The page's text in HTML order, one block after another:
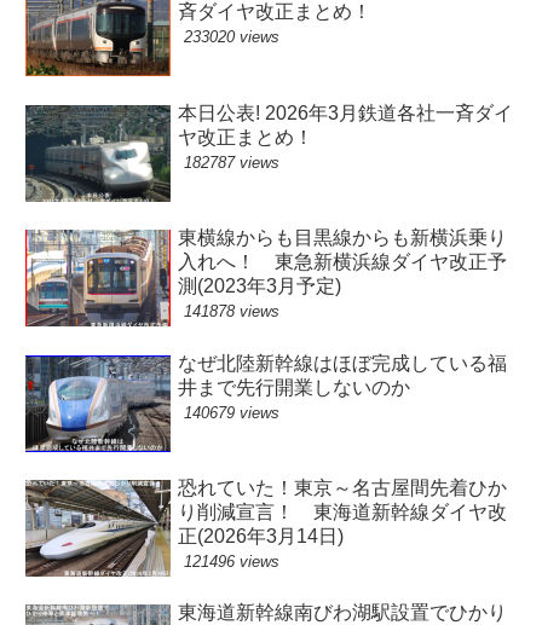
斉ダイヤ改正まとめ！
233020 views
本日公表! 2026年3月鉄道各社一斉ダイ
ヤ改正まとめ！
182787 views
東横線からも目黒線からも新横浜乗り
入れへ！ 東急新横浜線ダイヤ改正予
測(2023年3月予定)
141878 views
なぜ北陸新幹線はほぼ完成している福
井まで先行開業しないのか
140679 views
恐れていた！東京～名古屋間先着ひか
り削減宣言！ 東海道新幹線ダイヤ改
正(2026年3月14日)
121496 views
東海道新幹線南びわ湖駅設置でひかり